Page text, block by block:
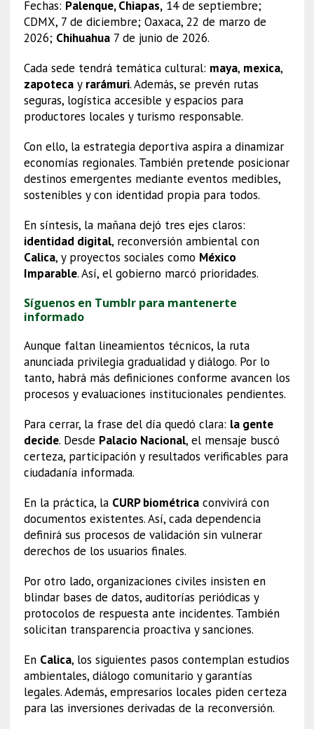
Fechas: Palenque, Chiapas,14 de septiembre;
CDMX, 7 de diciembre; Oaxaca, 22 de marzo de
2026; Chihuahua7 de junio de 2026.
Cada sede tendrá temática cultural: maya, mexica,
zapotecay rarámuri. Además, se prevén rutas
seguras, logística accesible y espacios para
productores locales y turismo responsable.
Con ello, la estrategia deportiva aspira a dinamizar
economías regionales. También pretende posicionar
destinos emergentes mediante eventos medibles,
sostenibles y con identidad propia para todos.
En síntesis, la mañana dejó tres ejes claros:
identidad digital, reconversión ambiental con
Calica, y proyectos sociales como México
Imparable. Así, el gobierno marcó prioridades.
Síguenos en Tumblr para mantenerte
informado
Aunque faltan lineamientos técnicos, la ruta
anunciada privilegia gradualidad y diálogo. Por lo
tanto, habrá más definiciones conforme avancen los
procesos y evaluaciones institucionales pendientes.
Para cerrar, la frase del día quedó clara: la gente
decide. Desde Palacio Nacional, el mensaje buscó
certeza, participación y resultados verificables para
ciudadanía informada.
En la práctica, la CURP biométricaconvivirá con
documentos existentes. Así, cada dependencia
definirá sus procesos de validación sin vulnerar
derechos de los usuarios finales.
Por otro lado, organizaciones civiles insisten en
blindar bases de datos, auditorías periódicas y
protocolos de respuesta ante incidentes. También
solicitan transparencia proactiva y sanciones.
En Calica, los siguientes pasos contemplan estudios
ambientales, diálogo comunitario y garantías
legales. Además, empresarios locales piden certeza
para las inversiones derivadas de la reconversión.